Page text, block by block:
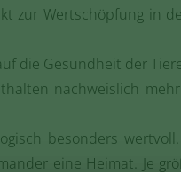
zur Wertschöpfung in
die Gesundheit der
nachweislich mehr
besonders
eine Heimat. Je